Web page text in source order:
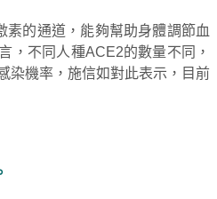
素的通道，能夠幫助身體調節血
，不同人種ACE2的數量不同，
染機率，施信如對此表示，目前